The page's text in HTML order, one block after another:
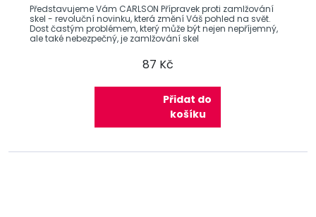
Představujeme Vám CARLSON Přípravek proti zamlžování
skel - revoluční novinku, která změní Váš pohled na svět.
Dost častým problémem, který může být nejen nepříjemný,
ale také nebezpečný, je zamlžování skel
87 Kč
Přidat do
košíku